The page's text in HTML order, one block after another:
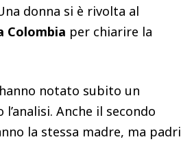
donna si è rivolta al
Colombia per chiarire la
notato subito un
Anche il secondo
la stessa madre, ma padri